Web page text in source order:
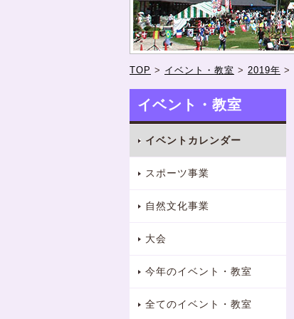
TOP > イベント・教室 > 2019年 >
イベント・教室
イベントカレンダー
スポーツ事業
自然文化事業
大会
今年のイベント・教室
全てのイベント・教室